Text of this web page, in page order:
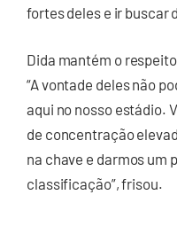
fortes deles e ir buscar
Dida mantém o
“A vontade deles não
aqui no nosso estádio.
de concentração
na chave e darmos um
classificação”, frisou.